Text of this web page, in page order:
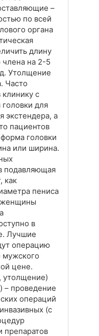
–
по всей
органа
длину
члена на 2-5
Утолщение
Часто
с
для
экстендера, а
пациентов
головки
или ширина.
подавляющая
как
пениса
женщины
в
Лучшие
операцию
мужского
цене.
утолщение)
– проведение
операций
(с
препаратов